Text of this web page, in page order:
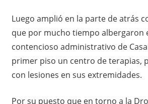
Luego amplió en la parte de atrás
que por mucho tiempo albergaron
contencioso administrativo de
primer piso un centro de terapias,
con lesiones en sus extremidades.
Por su puesto que en torno a la